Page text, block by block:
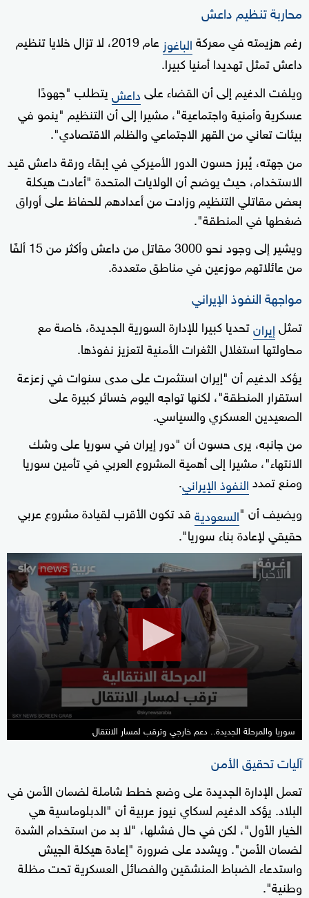
محاربة تنظيم داعش
رغم هزيمته في معركةالباغوز
عام 2019، لا تزال خلايا تنظيم
داعش تمثل تهديدا أمنيا كبيرا.
ويلفت الدغيم إلى أن القضاء علىداعشيتطلب "جهودًا
عسكرية وأمنية واجتماعية"، مشيرا إلى أن التنظيم "ينمو في
بيئات تعاني من القهر الاجتماعي والظلم الاقتصادي".
من جهته، يُبرز حسون الدور الأميركي في إبقاء ورقة داعش قيد
الاستخدام، حيث يوضح أن الولايات المتحدة "أعادت هيكلة
بعض مقاتلي التنظيم وزادت من أعدادهم للحفاظ على أوراق
ضغطها في المنطقة".
ويشير إلى وجود نحو 3000 مقاتل من داعش وأكثر من 15 ألفًا
من عائلاتهم موزعين في مناطق متعددة.
مواجهة النفوذ الإيراني
تمثلإيرانتحديا كبيرا للإدارة السورية الجديدة، خاصة مع
محاولتها استغلال الثغرات الأمنية لتعزيز نفوذها.
يؤكد الدغيم أن "إيران استثمرت على مدى سنوات في زعزعة
استقرار المنطقة"، لكنها تواجه اليوم خسائر كبيرة على
الصعيدين العسكري والسياسي.
من جانبه، يرى حسون أن "دور إيران في سوريا على وشك
الانتهاء"، مشيرا إلى أهمية المشروع العربي في تأمين سوريا
ومنع تمددالنفوذ الإيراني.
ويضيف أن "السعوديةقد تكون الأقرب لقيادة مشروع عربي
حقيقي لإعادة بناء سوريا".
0
seconds
26
minutes,
seconds
سوريا والمرحلة الجديدة.. دعم خارجي وترقب لمسار الانتقال
آليات تحقيق الأمن
تعمل الإدارة الجديدة على وضع خطط شاملة لضمان الأمن في
البلاد. يؤكد الدغيم لسكاي نيوز عربية أن "الدبلوماسية هي
الخيار الأول"، لكن في حال فشلها، "لا بد من استخدام الشدة
لضمان الأمن". ويشدد على ضرورة "إعادة هيكلة الجيش
واستدعاء الضباط المنشقين والفصائل العسكرية تحت مظلة
وطنية".